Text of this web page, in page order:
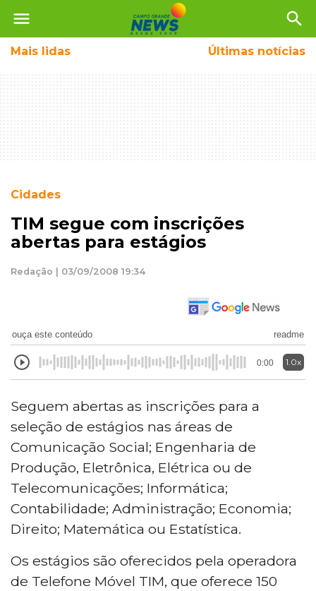
menu search
Mais lidas Últimas notícias
Cidades
TIM segue com inscrições
abertas para estágios
Redação | 03/09/2008 19:34
ouça este conteúdo readme
0:00 1.0x
Seguem abertas as inscrições para a
seleção de estágios nas áreas de
Comunicação Social; Engenharia de
Produção, Eletrônica, Elétrica ou de
Telecomunicações; Informática;
Contabilidade; Administração; Economia;
Direito; Matemática ou Estatística.
Os estágios são oferecidos pela operadora
de Telefone Móvel TIM, que oferece 150